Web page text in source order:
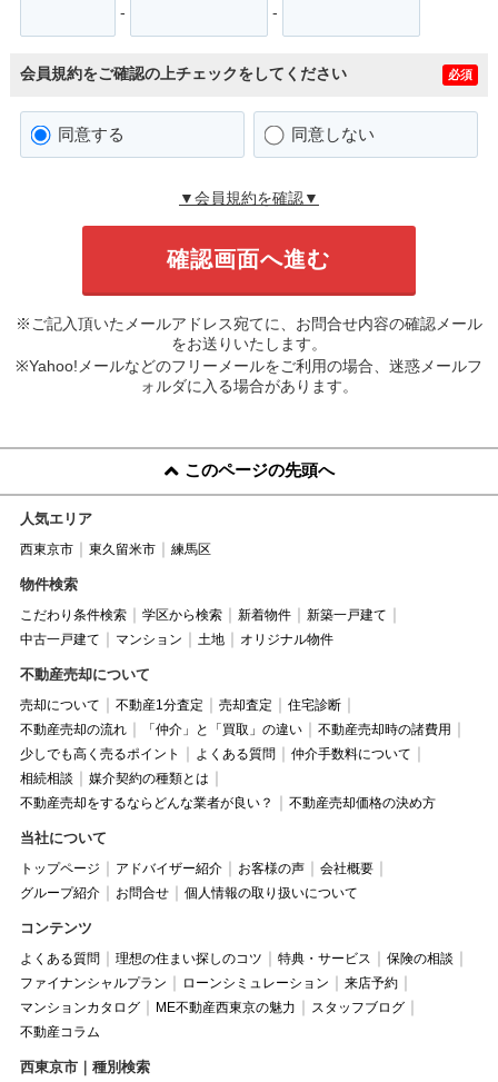
- -
会員規約をご確認の上チェックをしてください 必須
同意する 同意しない
▼会員規約を確認▼
※ご記入頂いたメールアドレス宛てに、お問合せ内容の確認メール
をお送りいたします。
※Yahoo!メールなどのフリーメールをご利用の場合、迷惑メールフ
ォルダに入る場合があります。
このページの先頭へ
人気エリア
西東京市 東久留米市 練馬区
物件検索
こだわり条件検索 学区から検索 新着物件
新築一戸建て
中古一戸建て
マンション 土地 オリジナル物件
不動産売却について
売却について 不動産1分査定 売却査定
住宅診断
不動産売却の流れ
「仲介」と「買取」の違い
不動産売却時の諸費用
少しでも高く売るポイント
よくある質問
仲介手数料について
相続相談
媒介契約の種類とは
不動産売却をするならどんな業者が良い？
不動産売却価格の決め方
当社について
トップページ アドバイザー紹介 お客様の声
会社概要
グループ紹介
お問合せ 個人情報の取り扱いについて
コンテンツ
よくある質問 理想の住まい探しのコツ 特典・サービス
保険の相談
ファイナンシャルプラン
ローンシミュレーション
来店予約
マンションカタログ
ME不動産西東京の魅力
スタッフブログ
不動産コラム
西東京市｜種別検索